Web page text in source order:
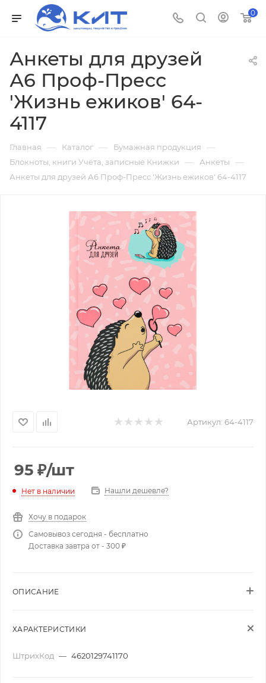
0
Анкеты для друзей
А6 Проф-Пресс
'Жизнь ежиков' 64-
4117
Главная — Каталог — Бумажная продукция —
Блокноты, книги Учёта, записные Книжки — Анкеты —
Анкеты для друзей А6 Проф-Пресс 'Жизнь ежиков' 64-4117
Артикул: 64-4117
95 ₽/шт
Нет в наличии Нашли дешевле?
Хочу в подарок
Самовывоз сегодня - бесплатно
Доставка завтра от - 300 ₽
ОПИСАНИЕ
ХАРАКТЕРИСТИКИ
ШтрихКод — 4620129741170